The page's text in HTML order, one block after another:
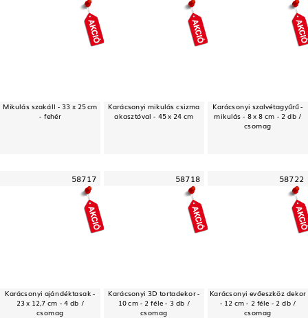
Mikulás szakáll - 33 x 25 cm
- fehér
Karácsonyi mikulás csizma
akasztóval - 45 x 24 cm
Karácsonyi szalvétagyűrű -
mikulás - 8 x 8 cm - 2 db /
csomag
58717
Karácsonyi ajándéktasak -
23 x 12,7 cm - 4 db /
csomag
58718
Karácsonyi 3D tortadekor -
10 cm - 2 féle - 3 db /
csomag
58722
Karácsonyi evőeszköz dekor
- 12 cm - 2 féle - 2 db /
csomag